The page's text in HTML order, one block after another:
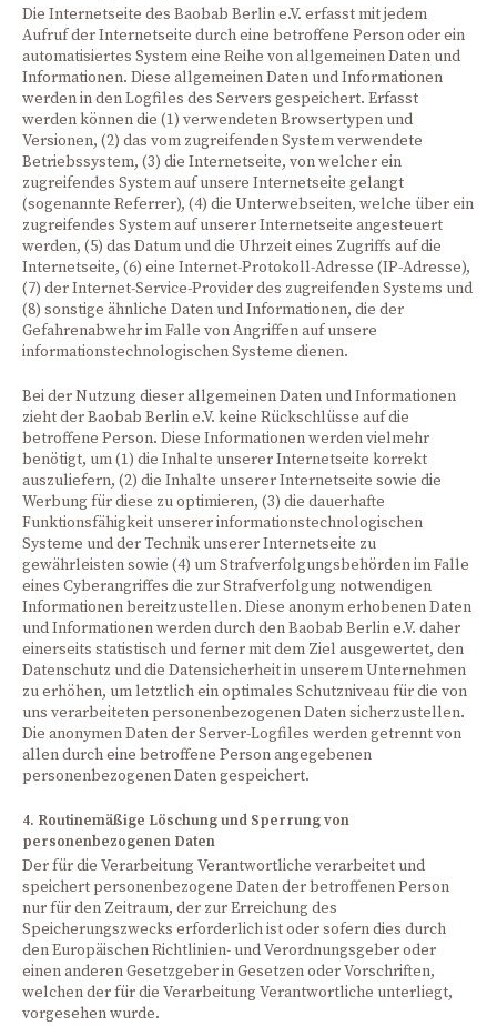
Die Internetseite des Baobab Berlin e.V. erfasst mit jedem
Aufruf der Internetseite durch eine betroffene Person oder ein
automatisiertes System eine Reihe von allgemeinen Daten und
Informationen. Diese allgemeinen Daten und Informationen
werden in den Logfiles des Servers gespeichert. Erfasst
werden können die (1) verwendeten Browsertypen und
Versionen, (2) das vom zugreifenden System verwendete
Betriebssystem, (3) die Internetseite, von welcher ein
zugreifendes System auf unsere Internetseite gelangt
(sogenannte Referrer), (4) die Unterwebseiten, welche über ein
zugreifendes System auf unserer Internetseite angesteuert
werden, (5) das Datum und die Uhrzeit eines Zugriffs auf die
Internetseite, (6) eine Internet-Protokoll-Adresse (IP-Adresse),
(7) der Internet-Service-Provider des zugreifenden Systems und
(8) sonstige ähnliche Daten und Informationen, die der
Gefahrenabwehr im Falle von Angriffen auf unsere
informationstechnologischen Systeme dienen.
Bei der Nutzung dieser allgemeinen Daten und Informationen
zieht der Baobab Berlin e.V. keine Rückschlüsse auf die
betroffene Person. Diese Informationen werden vielmehr
benötigt, um (1) die Inhalte unserer Internetseite korrekt
auszuliefern, (2) die Inhalte unserer Internetseite sowie die
Werbung für diese zu optimieren, (3) die dauerhafte
Funktionsfähigkeit unserer informationstechnologischen
Systeme und der Technik unserer Internetseite zu
gewährleisten sowie (4) um Strafverfolgungsbehörden im Falle
eines Cyberangriffes die zur Strafverfolgung notwendigen
Informationen bereitzustellen. Diese anonym erhobenen Daten
und Informationen werden durch den Baobab Berlin e.V. daher
einerseits statistisch und ferner mit dem Ziel ausgewertet, den
Datenschutz und die Datensicherheit in unserem Unternehmen
zu erhöhen, um letztlich ein optimales Schutzniveau für die von
uns verarbeiteten personenbezogenen Daten sicherzustellen.
Die anonymen Daten der Server-Logfiles werden getrennt von
allen durch eine betroffene Person angegebenen
personenbezogenen Daten gespeichert.
4. Routinemäßige Löschung und Sperrung von
personenbezogenen Daten
Der für die Verarbeitung Verantwortliche verarbeitet und
speichert personenbezogene Daten der betroffenen Person
nur für den Zeitraum, der zur Erreichung des
Speicherungszwecks erforderlich ist oder sofern dies durch
den Europäischen Richtlinien- und Verordnungsgeber oder
einen anderen Gesetzgeber in Gesetzen oder Vorschriften,
welchen der für die Verarbeitung Verantwortliche unterliegt,
vorgesehen wurde.